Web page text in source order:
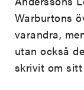
Warburtons
varandra,
utan också
skrivit om sitt